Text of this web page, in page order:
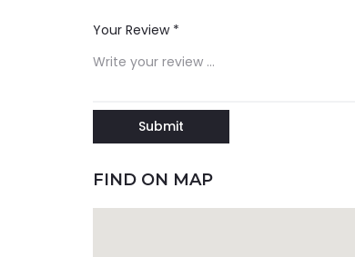
Your Review *
FIND ON MAP